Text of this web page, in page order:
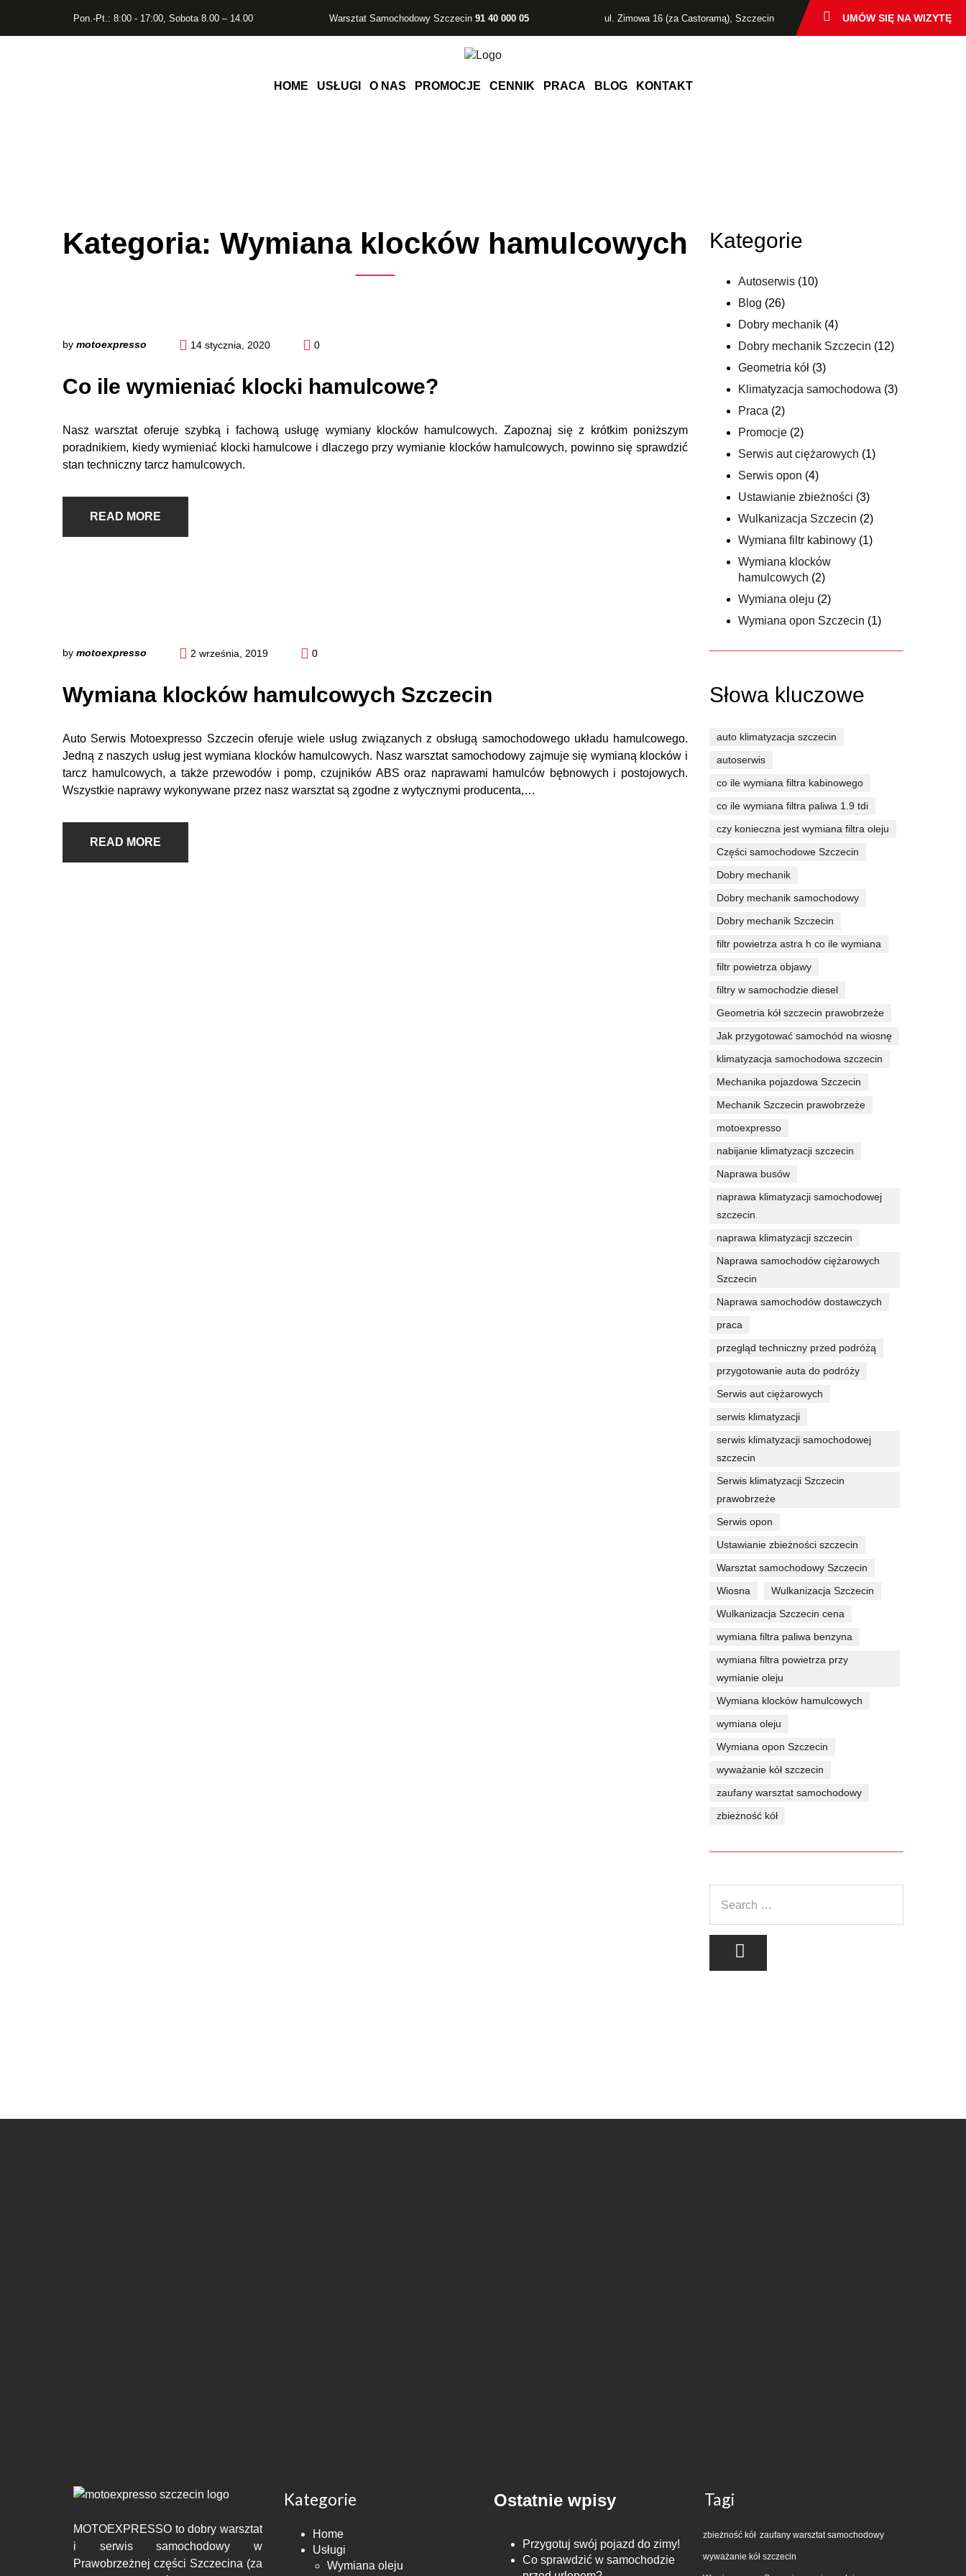
UMÓW SIĘ NA WIZYTĘ
Pon.-Pt.: 8:00 - 17:00, Sobota 8.00 – 14.00 Warsztat Samochodowy Szczecin 91 40 000 05 ul. Zimowa 16 (za Castoramą), Szczecin
HOME USŁUGI O NAS PROMOCJE CENNIK PRACA BLOG KONTAKT
Kategoria: Wymiana klocków hamulcowych
by motoexpresso 14 stycznia, 2020 0
Co ile wymieniać klocki hamulcowe?
Nasz warsztat oferuje szybką i fachową usługę wymiany klocków hamulcowych. Zapoznaj się z krótkim poniższym
poradnikiem, kiedy wymieniać klocki hamulcowe i dlaczego przy wymianie klocków hamulcowych, powinno się sprawdzić
stan techniczny tarcz hamulcowych.
READ MORE
by motoexpresso 2 września, 2019 0
Wymiana klocków hamulcowych Szczecin
Auto Serwis Motoexpresso Szczecin oferuje wiele usług związanych z obsługą samochodowego układu hamulcowego.
Jedną z naszych usług jest wymiana klocków hamulcowych. Nasz warsztat samochodowy zajmuje się wymianą klocków i
tarcz hamulcowych, a także przewodów i pomp, czujników ABS oraz naprawami hamulców bębnowych i postojowych.
Wszystkie naprawy wykonywane przez nasz warsztat są zgodne z wytycznymi producenta,…
READ MORE
Kategorie
Autoserwis (10)
Blog (26)
Dobry mechanik (4)
Dobry mechanik Szczecin (12)
Geometria kół (3)
Klimatyzacja samochodowa (3)
Praca (2)
Promocje (2)
Serwis aut ciężarowych (1)
Serwis opon (4)
Ustawianie zbieżności (3)
Wulkanizacja Szczecin (2)
Wymiana filtr kabinowy (1)
Wymiana klocków
hamulcowych (2)
Wymiana oleju (2)
Wymiana opon Szczecin (1)
Słowa kluczowe
auto klimatyzacja szczecin
autoserwis
co ile wymiana filtra kabinowego
co ile wymiana filtra paliwa 1.9 tdi
czy konieczna jest wymiana filtra oleju
Części samochodowe Szczecin
Dobry mechanik
Dobry mechanik samochodowy
Dobry mechanik Szczecin
filtr powietrza astra h co ile wymiana
filtr powietrza objawy
filtry w samochodzie diesel
Geometria kół szczecin prawobrzeże
Jak przygotować samochód na wiosnę
klimatyzacja samochodowa szczecin
Mechanika pojazdowa Szczecin
Mechanik Szczecin prawobrzeże
motoexpresso
nabijanie klimatyzacji szczecin
Naprawa busów
naprawa klimatyzacji samochodowej
szczecin
naprawa klimatyzacji szczecin
Naprawa samochodów ciężarowych
Szczecin
Naprawa samochodów dostawczych
praca
przegląd techniczny przed podróżą
przygotowanie auta do podróży
Serwis aut ciężarowych
serwis klimatyzacji
serwis klimatyzacji samochodowej
szczecin
Serwis klimatyzacji Szczecin
prawobrzeże
Serwis opon
Ustawianie zbieżności szczecin
Warsztat samochodowy Szczecin
Wiosna
Wulkanizacja Szczecin
Wulkanizacja Szczecin cena
wymiana filtra paliwa benzyna
wymiana filtra powietrza przy
wymianie oleju
Wymiana klocków hamulcowych
wymiana oleju
Wymiana opon Szczecin
wyważanie kół szczecin
zaufany warsztat samochodowy
zbieżność kół
MOTOEXPRESSO to dobry warsztat
i serwis samochodowy w
Prawobrzeżnej części Szczecina (za
Kategorie
Home
Usługi
Wymiana oleju
Ostatnie wpisy
Przygotuj swój pojazd do zimy!
Co sprawdzić w samochodzie
Tagi
zbieżność kół zaufany warsztat samochodowy
wyważanie kół szczecin